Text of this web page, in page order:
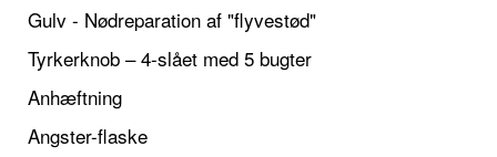
Gulv - Nødreparation af "flyvestød"
Tyrkerknob – 4-slået med 5 bugter
Anhæftning
Angster-flaske